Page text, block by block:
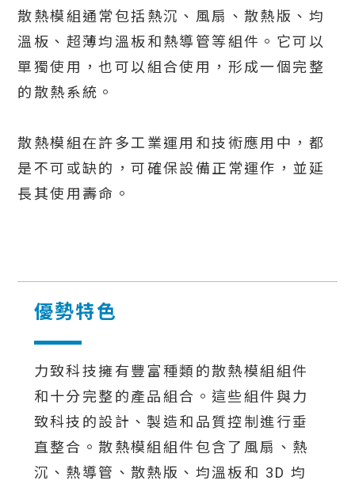
散熱模組通常包括熱沉、風扇、散熱版、均
溫板、超薄均溫板和熱導管等組件。它可以
單獨使用，也可以組合使用，形成一個完整
的散熱系統。
散熱模組在許多工業運用和技術應用中，都
是不可或缺的，可確保設備正常運作，並延
長其使用壽命。
優勢特色
力致科技擁有豐富種類的散熱模組組件
和十分完整的產品組合。這些組件與力
致科技的設計、製造和品質控制進行垂
直整合。散熱模組組件包含了風扇、熱
沉、熱導管、散熱版、均溫板和 3D 均